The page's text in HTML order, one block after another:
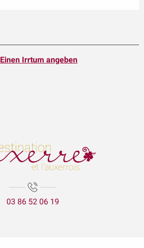
Einen Irrtum angeben
03 86 52 06 19